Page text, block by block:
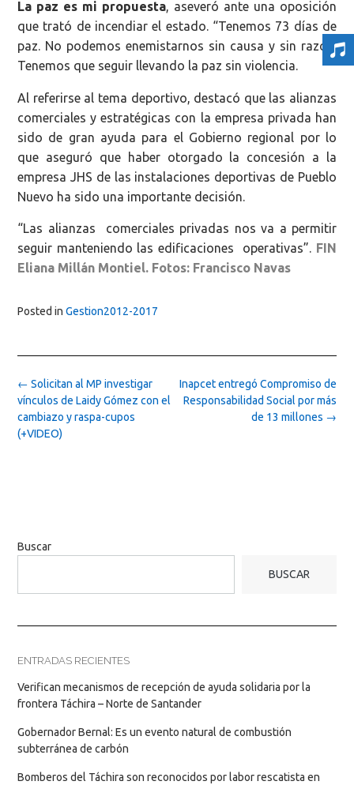
La paz es mi propuesta, aseveró ante una oposición
que trató de incendiar el estado. “Tenemos 73 días de
paz. No podemos enemistarnos sin causa y sin razón.
Tenemos que seguir llevando la paz sin violencia.
Al referirse al tema deportivo, destacó que las alianzas
comerciales y estratégicas con la empresa privada han
sido de gran ayuda para el Gobierno regional por lo
que aseguró que haber otorgado la concesión a la
empresa JHS de las instalaciones deportivas de Pueblo
Nuevo ha sido una importante decisión.
“Las alianzas comerciales privadas nos va a permitir
seguir manteniendo las edificaciones operativas”. FIN
Eliana Millán Montiel. Fotos: Francisco Navas
Posted in Gestion2012-2017
Post
navigation
Inapcet entregó Compromiso de
Responsabilidad Social por más
de 13 millones →
← Solicitan al MP investigar
vínculos de Laidy Gómez con el
cambiazo y raspa-cupos
(+VIDEO)
Buscar
BUSCAR
ENTRADAS RECIENTES
Verifican mecanismos de recepción de ayuda solidaria por la
frontera Táchira – Norte de Santander
Gobernador Bernal: Es un evento natural de combustión
subterránea de carbón
Bomberos del Táchira son reconocidos por labor rescatista en